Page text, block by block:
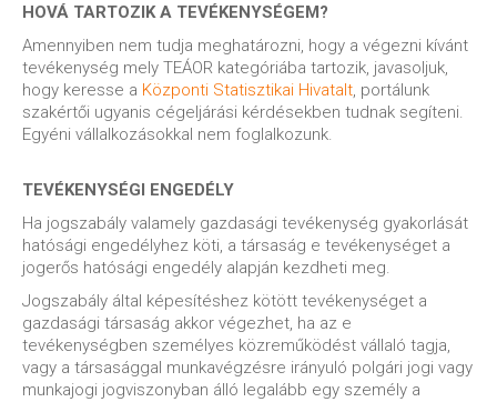
HOVÁ TARTOZIK A TEVÉKENYSÉGEM?
Amennyiben nem tudja meghatározni, hogy a végezni kívánt
tevékenység mely TEÁOR kategóriába tartozik, javasoljuk,
hogy keresse a Központi Statisztikai Hivatalt , portálunk
szakértői ugyanis cégeljárási kérdésekben tudnak segíteni.
Egyéni vállalkozásokkal nem foglalkozunk.
TEVÉKENYSÉGI ENGEDÉLY
Ha jogszabály valamely gazdasági tevékenység gyakorlását
hatósági engedélyhez köti, a társaság e tevékenységet a
jogerős hatósági engedély alapján kezdheti meg.
Jogszabály által képesítéshez kötött tevékenységet a
gazdasági társaság akkor végezhet, ha az e
tevékenységben személyes közreműködést vállaló tagja,
vagy a társasággal munkavégzésre irányuló polgári jogi vagy
munkajogi jogviszonyban álló legalább egy személy a